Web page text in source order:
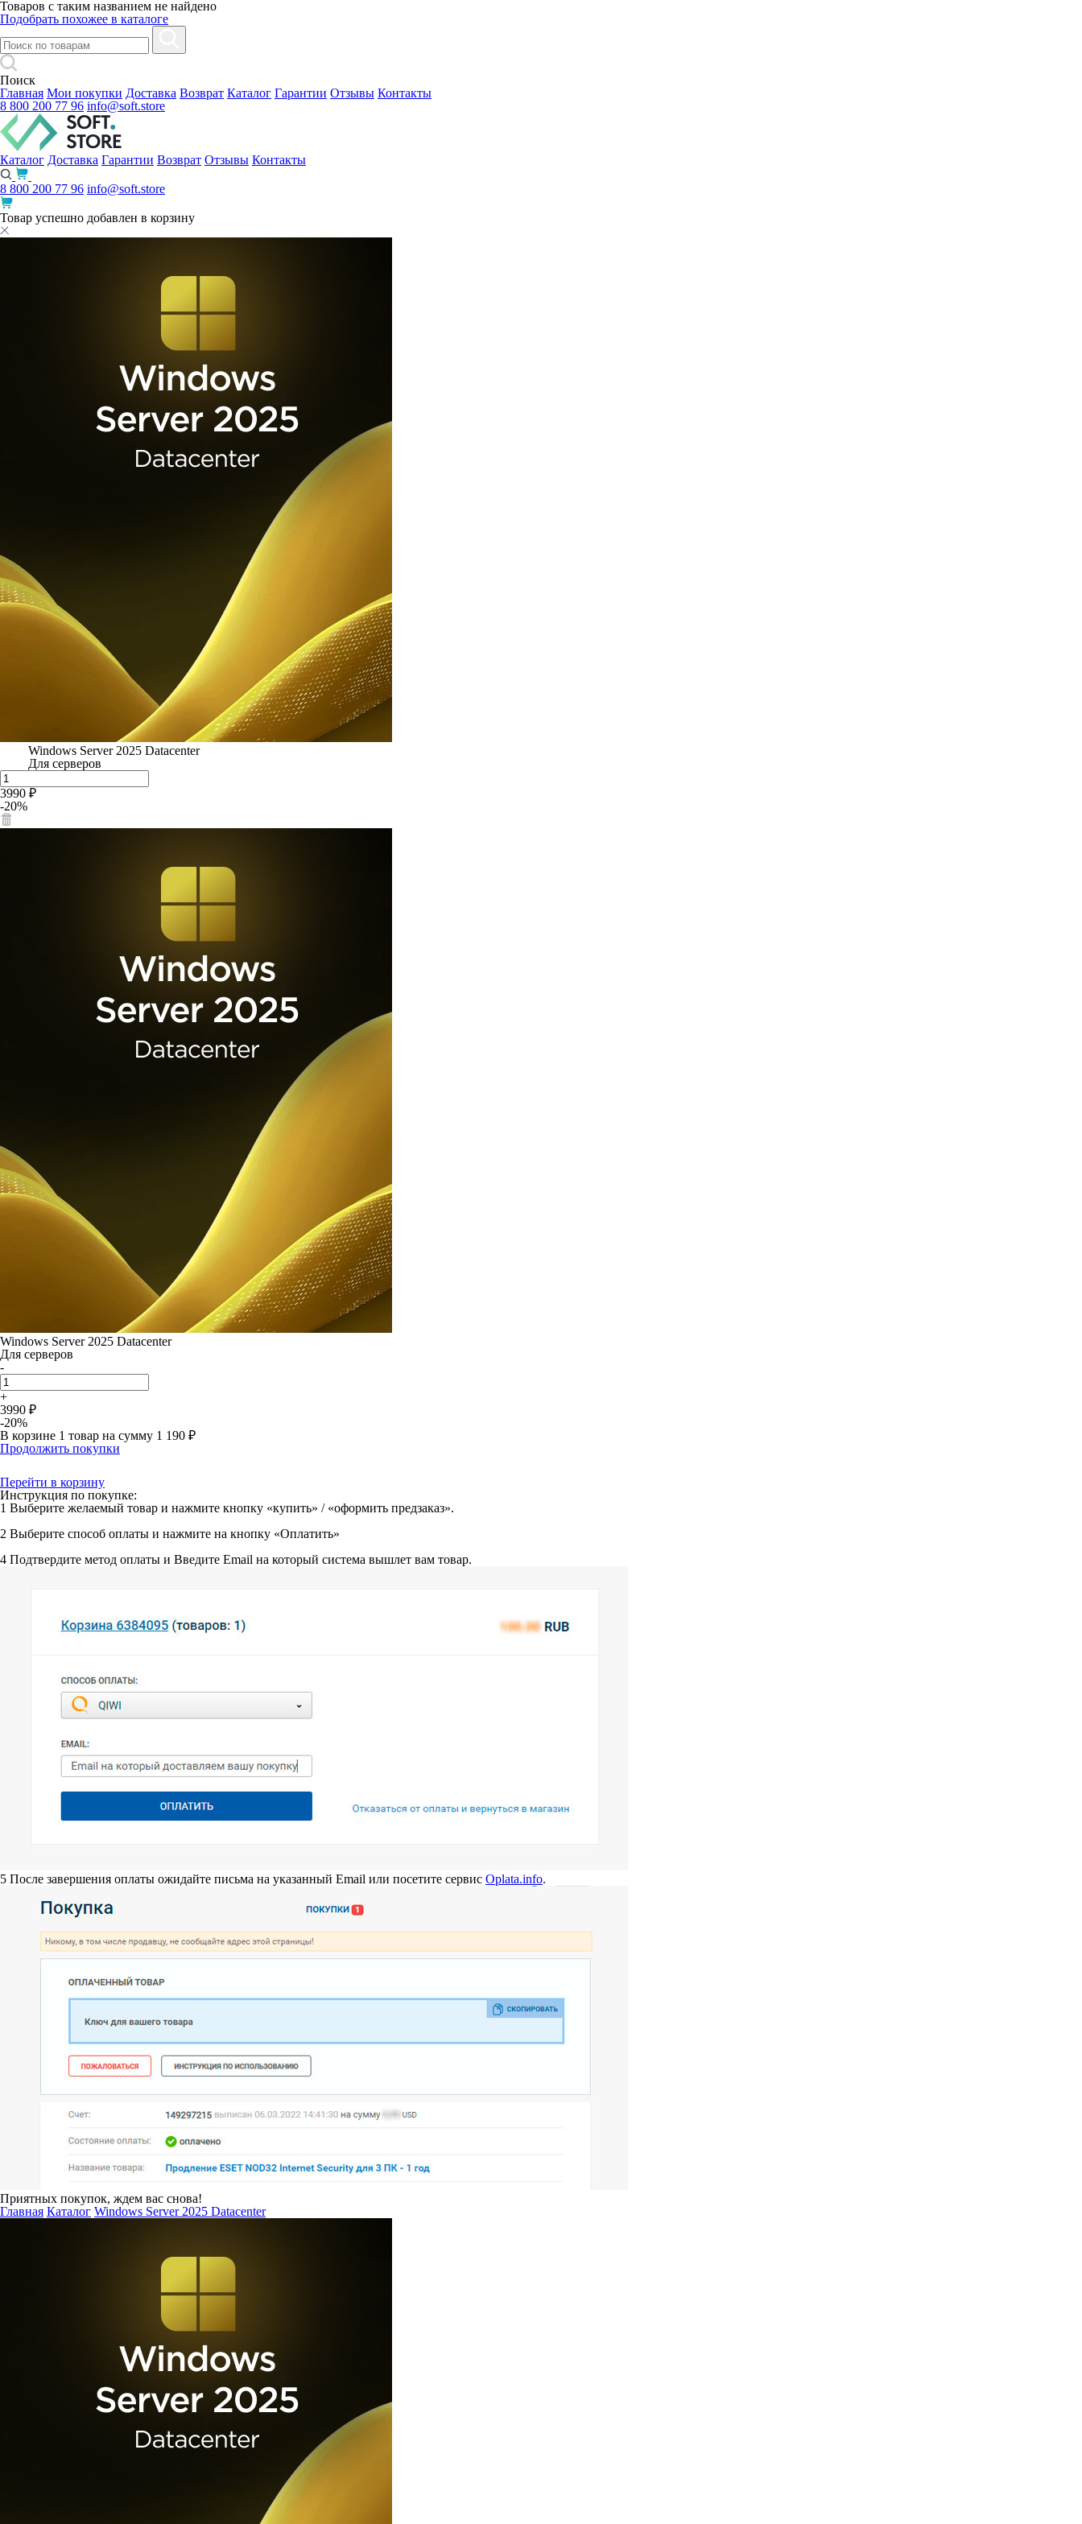
Товаров с таким названием не найдено
Подобрать похожее в каталоге
Поиск
Главная Мои покупки Доставка Возврат Каталог Гарантии Отзывы Контакты
8 800 200 77 96 info@soft.store
Каталог Доставка Гарантии Возврат Отзывы Контакты
8 800 200 77 96 info@soft.store
Товар успешно добавлен в корзину
Windows Server 2025 Datacenter
Для серверов
3990 ₽
-20%
Windows Server 2025 Datacenter
Для серверов
-
+
3990 ₽
-20%
В корзине 1 товар на сумму 1 190 ₽
Продолжить покупки
Перейти в корзину
Инструкция по покупке:
1 Выберите желаемый товар и нажмите кнопку «купить» / «оформить предзаказ».
2 Выберите способ оплаты и нажмите на кнопку «Оплатить»
4 Подтвердите метод оплаты и Введите Email на который система вышлет вам товар.
5 После завершения оплаты ожидайте письма на указанный Email или посетите сервис Oplata.info.
Приятных покупок, ждем вас снова!
Главная Каталог Windows Server 2025 Datacenter